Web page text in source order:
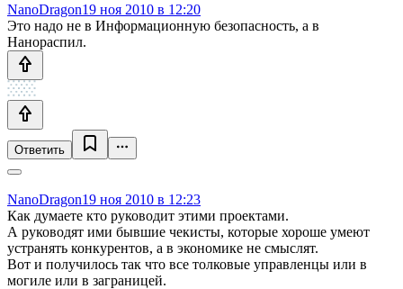
NanoDragon19 ноя 2010 в 12:20
Это надо не в Информационную безопасность, а в
Нанораспил.
Ответить
NanoDragon19 ноя 2010 в 12:23
Как думаете кто руководит этими проектами.
А руководят ими бывшие чекисты, которые хороше умеют
устранять конкурентов, а в экономике не смыслят.
Вот и получилось так что все толковые управленцы или в
могиле или в заграницей.